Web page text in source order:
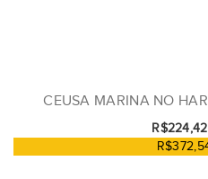
CEUSA MARINA NO